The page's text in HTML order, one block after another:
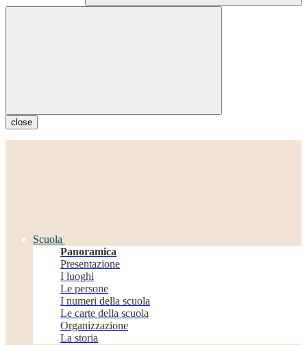
close
Scuola
Panoramica
Presentazione
I luoghi
Le persone
I numeri della scuola
Le carte della scuola
Organizzazione
La storia